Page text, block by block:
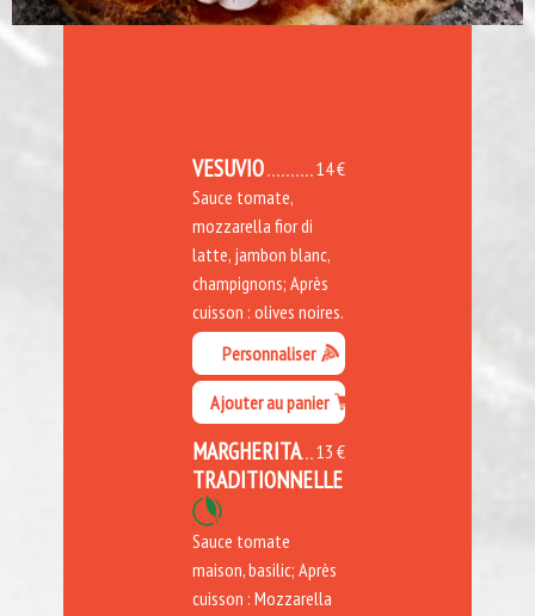
14 €
VESUVIO
Sauce tomate,
mozzarella fior di
latte, jambon blanc,
champignons; Après
cuisson : olives noires.
Personnaliser
Ajouter au panier
13 €
MARGHERITA
TRADITIONNELLE
Sauce tomate
maison, basilic; Après
cuisson : Mozzarella